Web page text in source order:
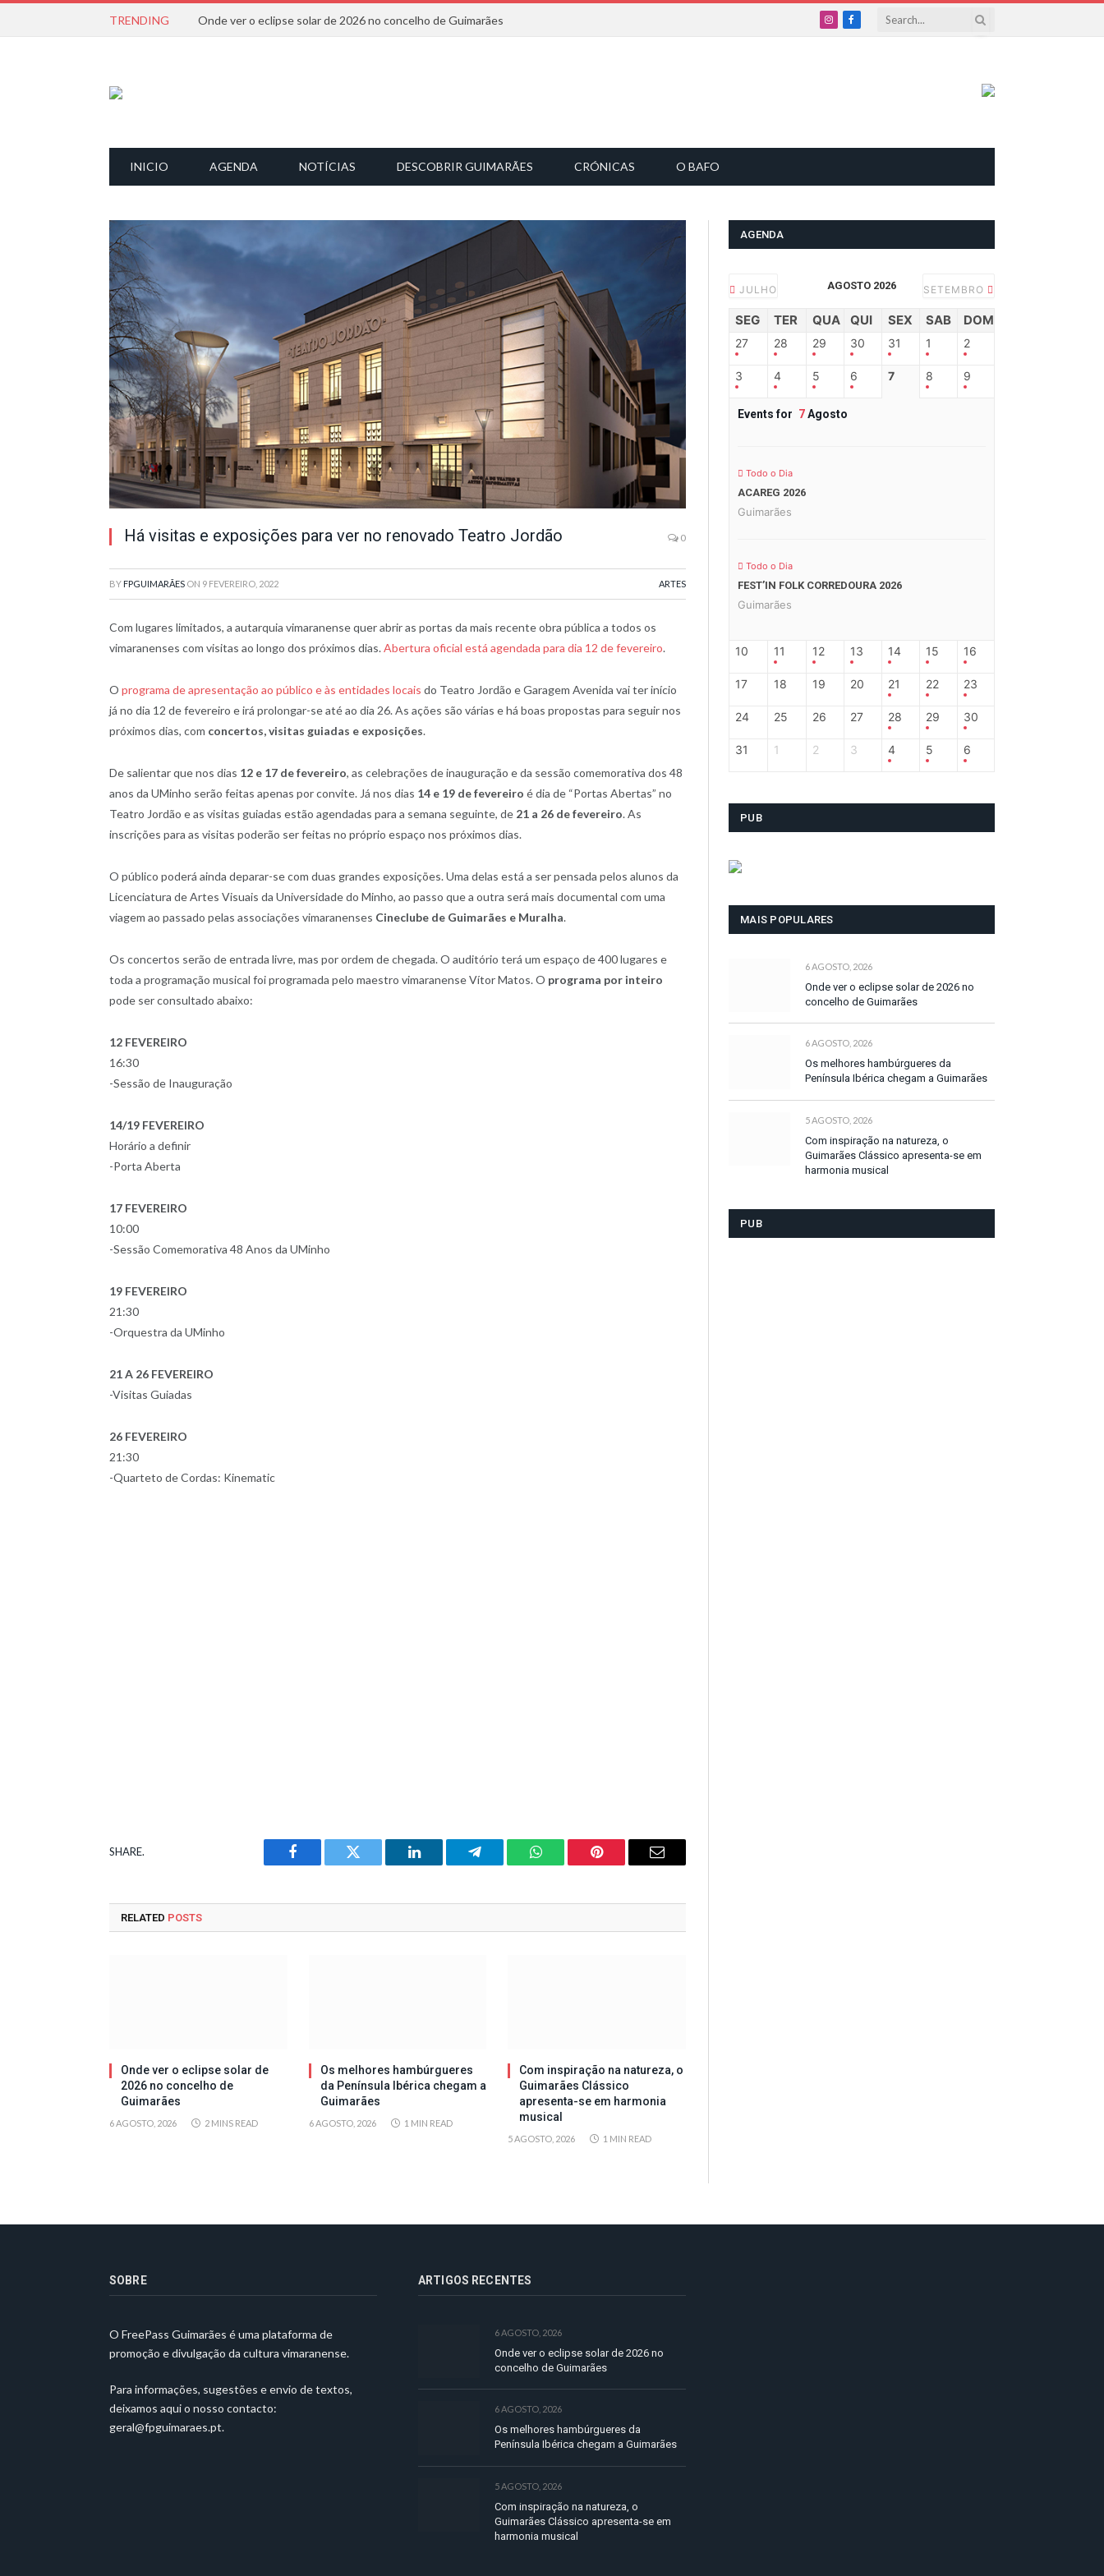
TRENDING Onde ver o eclipse solar de 2026 no concelho de Guimarães
InstagramFacebook
INICIO AGENDA NOTÍCIAS DESCOBRIR GUIMARÃES CRÓNICAS O BAFO
Há visitas e exposições para ver no renovado Teatro Jordão 0
BY FPGUIMARÃES ON 9 FEVEREIRO, 2022 ARTES
Com lugares limitados, a autarquia vimaranense quer abrir as portas da mais recente obra pública a todos os
vimaranenses com visitas ao longo dos próximos dias.Abertura oficial está agendada para dia 12 de fevereiro.
O programa de apresentação ao público e às entidades locais do Teatro Jordão e Garagem Avenida vai ter início
já no dia 12 de fevereiro e irá prolongar-se até ao dia 26. As ações são várias e há boas propostas para seguir nos
próximos dias, com concertos, visitas guiadas e exposições.
De salientar que nos dias 12 e 17 de fevereiro, as celebrações de inauguração e da sessão comemorativa dos 48
anos da UMinho serão feitas apenas por convite. Já nos dias 14 e 19 de fevereiro é dia de “Portas Abertas” no
Teatro Jordão e as visitas guiadas estão agendadas para a semana seguinte, de 21 a 26 de fevereiro. As
inscrições para as visitas poderão ser feitas no próprio espaço nos próximos dias.
O público poderá ainda deparar-se com duas grandes exposições. Uma delas está a ser pensada pelos alunos da
Licenciatura de Artes Visuais da Universidade do Minho, ao passo que a outra será mais documental com uma
viagem ao passado pelas associações vimaranenses Cineclube de Guimarães e Muralha.
Os concertos serão de entrada livre, mas por ordem de chegada. O auditório terá um espaço de 400 lugares e
toda a programação musical foi programada pelo maestro vimaranense Vítor Matos. O programa por inteiro
pode ser consultado abaixo:
12 FEVEREIRO
16:30
-Sessão de Inauguração
14/19 FEVEREIRO
Horário a definir
-Porta Aberta
17 FEVEREIRO
10:00
-Sessão Comemorativa 48 Anos da UMinho
19 FEVEREIRO
21:30
-Orquestra da UMinho
21 A 26 FEVEREIRO
-Visitas Guiadas
26 FEVEREIRO
21:30
-Quarteto de Cordas: Kinematic
SHARE.
Facebook Twitter LinkedIn Telegram WhatsAppPinterest Email
RELATED POSTS
Onde ver o eclipse solar de
2026 no concelho de
Guimarães
6 AGOSTO, 2026 2 MINS READ
Os melhores hambúrgueres
da Península Ibérica chegam a
Guimarães
6 AGOSTO, 2026 1 MIN READ
Com inspiração na natureza, o
Guimarães Clássico
apresenta-se em harmonia
musical
5 AGOSTO, 2026 1 MIN READ
AGENDA
JULHO AGOSTO 2026 SETEMBRO
SEG TER QUA QUI SEX SAB DOM
27 28 29 30 31 1 2
3 4 5 6 7 8 9
Events for 7Agosto
Todo o Dia
ACAREG 2026
Guimarães
Todo o Dia
FEST’IN FOLK CORREDOURA 2026
Guimarães
10 11 12 13 14 15 16
17 18 19 20 21 22 23
24 25 26 27 28 29 30
31 1 2 3 4 5 6
PUB
MAIS POPULARES
6 AGOSTO, 2026
Onde ver o eclipse solar de 2026 no
concelho de Guimarães
6 AGOSTO, 2026
Os melhores hambúrgueres da
Península Ibérica chegam a Guimarães
5 AGOSTO, 2026
Com inspiração na natureza, o
Guimarães Clássico apresenta-se em
harmonia musical
PUB
SOBRE
O FreePass Guimarães é uma plataforma de
promoção e divulgação da cultura vimaranense.
Para informações, sugestões e envio de textos,
deixamos aqui o nosso contacto:
geral@fpguimaraes.pt.
ARTIGOS RECENTES
6 AGOSTO, 2026
Onde ver o eclipse solar de 2026 no
concelho de Guimarães
6 AGOSTO, 2026
Os melhores hambúrgueres da
Península Ibérica chegam a Guimarães
5 AGOSTO, 2026
Com inspiração na natureza, o
Guimarães Clássico apresenta-se em
harmonia musical